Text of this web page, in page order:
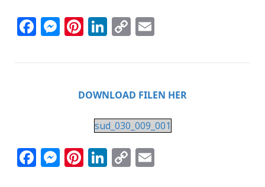
Facebook
Messenger
Pinterest
LinkedIn
Copy
DOWNLOAD FILEN HER
sud_030_009_001
Facebook
Messenger
Pinterest
LinkedIn
Copy